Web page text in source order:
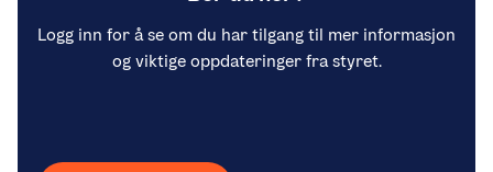
Logg inn for å se om du har tilgang til mer informasjon
og viktige oppdateringer fra styret.